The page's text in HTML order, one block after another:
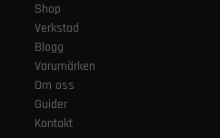
Shop
Verkstad
Blogg
Varumärken
Om oss
Guider
Kontakt